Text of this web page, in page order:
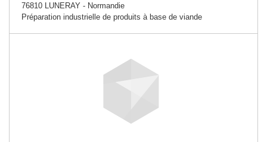
76810 LUNERAY - Normandie
Préparation industrielle de produits à base de viande